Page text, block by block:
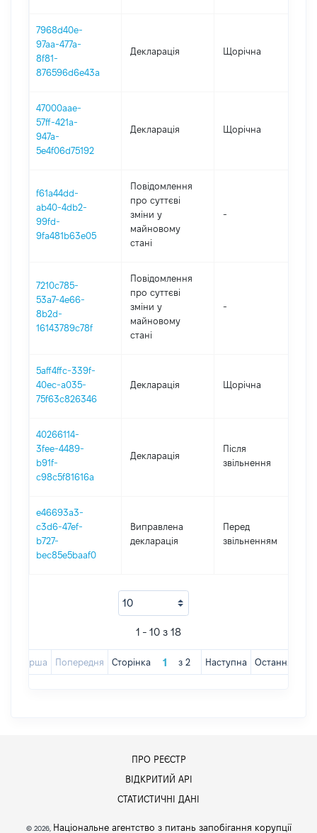
7968d40e-
97aa-477a-
8f81-
876596d6e43a
Декларація Щорічна
47000aae-
57ff-421a-
947a-
5e4f06d75192
Декларація Щорічна
f61a44dd-
ab40-4db2-
99fd-
9fa481b63e05
Повідомлення
про суттєві
зміни y
майновому
стані
-
7210c785-
53a7-4e66-
8b2d-
16143789c78f
Повідомлення
про суттєві
зміни y
майновому
стані
-
5aff4ffc-339f-
40ec-a035-
75f63c826346
Декларація Щорічна
40266114-
3fee-4489-
b91f-
c98c5f81616a
Декларація
Після
звільнення
e46693a3-
c3d6-47ef-
b727-
bec85e5baaf0
Виправлена
декларація
Перед
звільненням
1 - 10 з 18
Перша Попередня Сторінка з 2 Наступна Остання
ПРО РЕЄСТР
ВІДКРИТИЙ АРІ
СТАТИСТИЧНІ ДАНІ
© 2026, Національне агентство з питань запобігання корупції